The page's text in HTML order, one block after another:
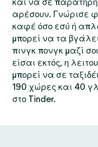
και να σε
αρέσουν. Γνώρισε
καφέ όσο εσύ ή
μπορεί να τα
πινγκ πονγκ μαζί
είσαι εκτός, η
μπορεί να σε
190 χώρες και 40
στο Tinder.